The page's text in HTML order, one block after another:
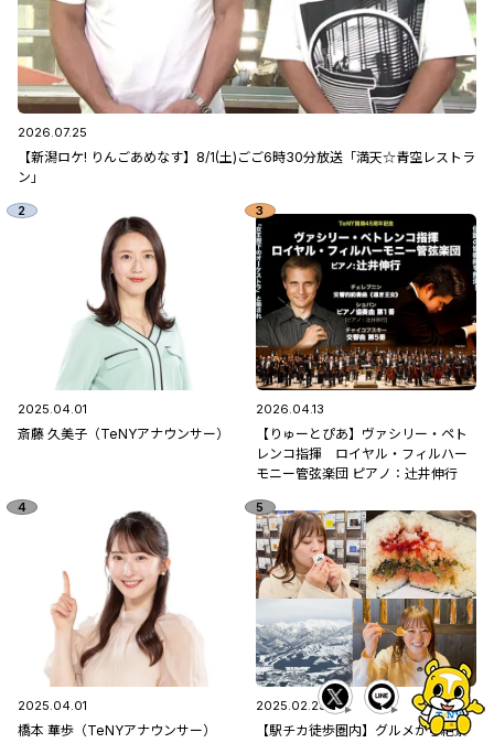
2026.07.25
【新潟ロケ! りんごあめなす】8/1(土)ごご6時30分放送「満天☆青空レストラ
ン」
2025.04.01
斎藤 久美子（TeNYアナウンサー）
2026.04.13
【りゅーとぴあ】ヴァシリー・ペト
レンコ指揮 ロイヤル・フィルハー
モニー管弦楽団 ピアノ：辻󠄀井伸行
2025.04.01
橋本 華歩（TeNYアナウンサー）
2025.02.23
【駅チカ徒歩圏内】グルメから絶景